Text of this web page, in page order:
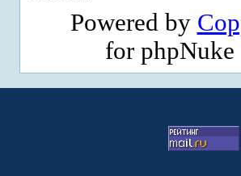
Powered by
for